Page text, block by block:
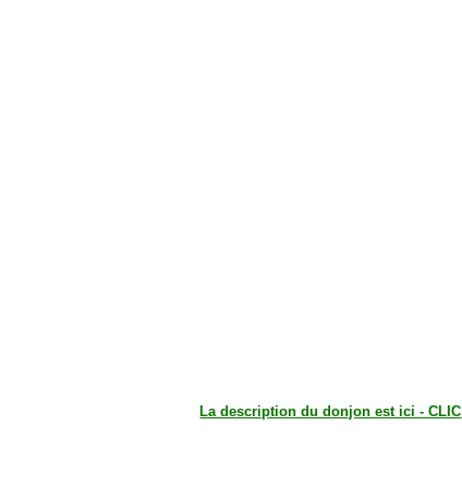
La description du donjon est ici - CLIC